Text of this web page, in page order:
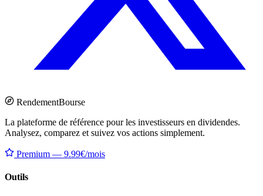
RendementBourse
La plateforme de référence pour les investisseurs en dividendes.
Analysez, comparez et suivez vos actions simplement.
Premium — 9.99€/mois
Outils